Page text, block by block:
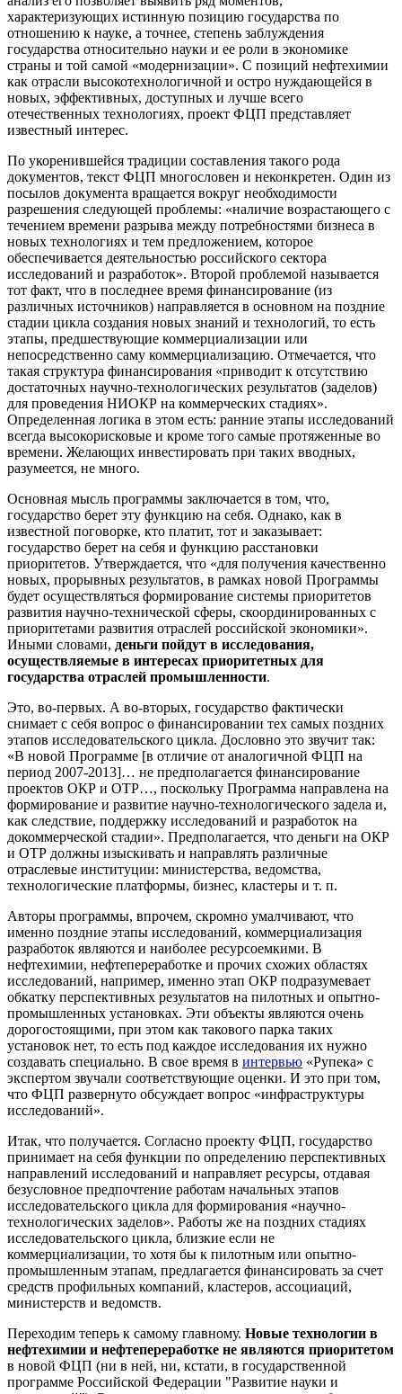
характеризующих истинную позицию государства по
отношению к науке, а точнее, степень заблуждения
государства относительно науки и ее роли в экономике
страны и той самой «модернизации». С позиций нефтехимии
как отрасли высокотехнологичной и остро нуждающейся в
новых, эффективных, доступных и лучше всего
отечественных технологиях, проект ФЦП представляет
известный интерес.
По укоренившейся традиции составления такого рода
документов, текст ФЦП многословен и неконкретен. Один из
посылов документа вращается вокруг необходимости
разрешения следующей проблемы: «наличие возрастающего с
течением времени разрыва между потребностями бизнеса в
новых технологиях и тем предложением, которое
обеспечивается деятельностью российского сектора
исследований и разработок». Второй проблемой называется
тот факт, что в последнее время финансирование (из
различных источников) направляется в основном на поздние
стадии цикла создания новых знаний и технологий, то есть
этапы, предшествующие коммерциализации или
непосредственно саму коммерциализацию. Отмечается, что
такая структура финансирования «приводит к отсутствию
достаточных научно-технологических результатов (заделов)
для проведения НИОКР на коммерческих стадиях».
Определенная логика в этом есть: ранние этапы исследований
всегда высокорисковые и кроме того самые протяженные во
времени. Желающих инвестировать при таких вводных,
разумеется, не много.
Основная мысль программы заключается в том, что,
государство берет эту функцию на себя. Однако, как в
известной поговорке, кто платит, тот и заказывает:
государство берет на себя и функцию расстановки
приоритетов. Утверждается, что «для получения качественно
новых, прорывных результатов, в рамках новой Программы
будет осуществляться формирование системы приоритетов
развития научно-технической сферы, скоординированных с
приоритетами развития отраслей российской экономики».
Иными словами, деньги пойдут в исследования,
осуществляемые в интересах приоритетных для
государства отраслей промышленности.
Это, во-первых. А во-вторых, государство фактически
снимает с себя вопрос о финансировании тех самых поздних
этапов исследовательского цикла. Дословно это звучит так:
«В новой Программе [в отличие от аналогичной ФЦП на
период 2007-2013]… не предполагается финансирование
проектов ОКР и ОТР…, поскольку Программа направлена на
формирование и развитие научно-технологического задела и,
как следствие, поддержку исследований и разработок на
докоммерческой стадии». Предполагается, что деньги на ОКР
и ОТР должны изыскивать и направлять различные
отраслевые институции: министерства, ведомства,
технологические платформы, бизнес, кластеры и т. п.
Авторы программы, впрочем, скромно умалчивают, что
именно поздние этапы исследований, коммерциализация
разработок являются и наиболее ресурсоемкими. В
нефтехимии, нефтепереработке и прочих схожих областях
исследований, например, именно этап ОКР подразумевает
обкатку перспективных результатов на пилотных и опытно-
промышленных установках. Эти объекты являются очень
дорогостоящими, при этом как такового парка таких
установок нет, то есть под каждое исследования их нужно
создавать специально. В свое время в интервью «Рупека» с
экспертом звучали соответствующие оценки. И это при том,
что ФЦП развернуто обсуждает вопрос «инфраструктуры
исследований».
Итак, что получается. Согласно проекту ФЦП, государство
принимает на себя функции по определению перспективных
направлений исследований и направляет ресурсы, отдавая
безусловное предпочтение работам начальных этапов
исследовательского цикла для формирования «научно-
технологических заделов». Работы же на поздних стадиях
исследовательского цикла, близкие если не
коммерциализации, то хотя бы к пилотным или опытно-
промышленным этапам, предлагается финансировать за счет
средств профильных компаний, кластеров, ассоциаций,
министерств и ведомств.
Переходим теперь к самому главному. Новые технологии в
нефтехимии и нефтепереработке не являются приоритетом
в новой ФЦП (ни в ней, ни, кстати, в государственной
программе Российской Федерации "Развитие науки и